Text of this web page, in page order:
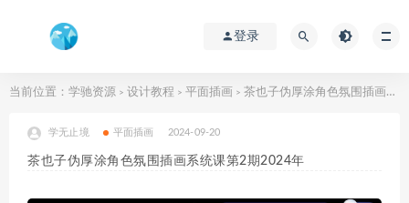
登录
当前位置： 学驰资源 > 设计教程 > 平面插画 > 茶也子伪厚涂角色氛围插画系统课第2期2024年
学无止境 平面插画 2024-09-20
茶也子伪厚涂角色氛围插画系统课第2期2024年